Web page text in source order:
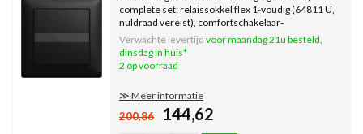
complete set: relaissokkel flex 1-voudig (64811 U,
nuldraad vereist), comfortschakelaar-
bedienelement flex (64765-915) en afdekraam
1721-915. Geschikt voor LED-belasting, maximaal
300 W.
Verwachte levertijd voor maandag 21u besteld,
dinsdag in huis*
2 op voorraad
≫ Meer informatie
200,86 144,62